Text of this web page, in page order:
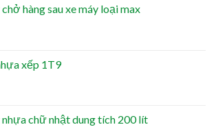
hàng sau xe máy loại max
xếp 1T9
nhựa chữ nhật dung tích 200 lít